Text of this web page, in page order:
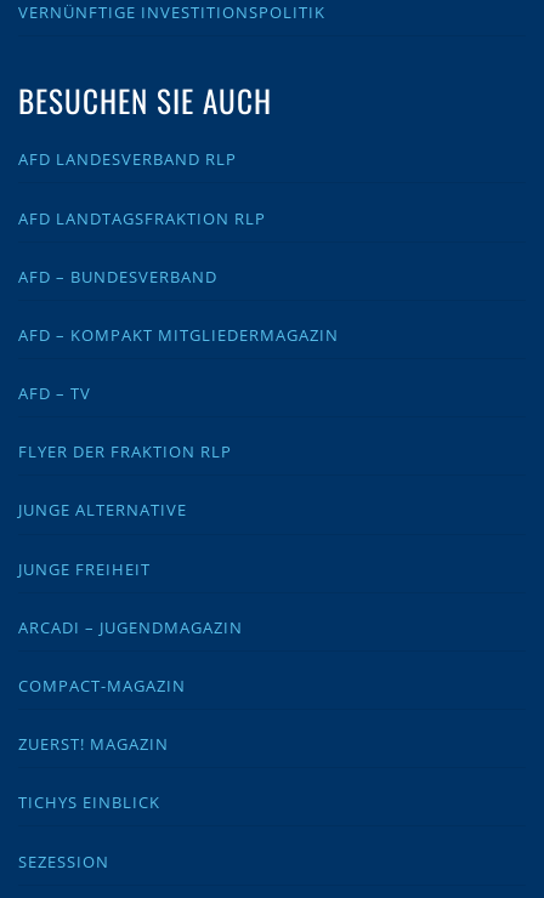
VERNÜNFTIGE INVESTITIONSPOLITIK
BESUCHEN SIE AUCH
AFD LANDESVERBAND RLP
AFD LANDTAGSFRAKTION RLP
AFD – BUNDESVERBAND
AFD – KOMPAKT MITGLIEDERMAGAZIN
AFD – TV
FLYER DER FRAKTION RLP
JUNGE ALTERNATIVE
JUNGE FREIHEIT
ARCADI – JUGENDMAGAZIN
COMPACT-MAGAZIN
ZUERST! MAGAZIN
TICHYS EINBLICK
SEZESSION